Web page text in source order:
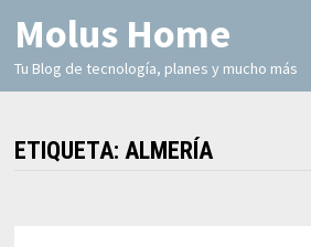
Molus Home
Tu Blog de tecnología, planes y mucho más
ETIQUETA: ALMERÍA